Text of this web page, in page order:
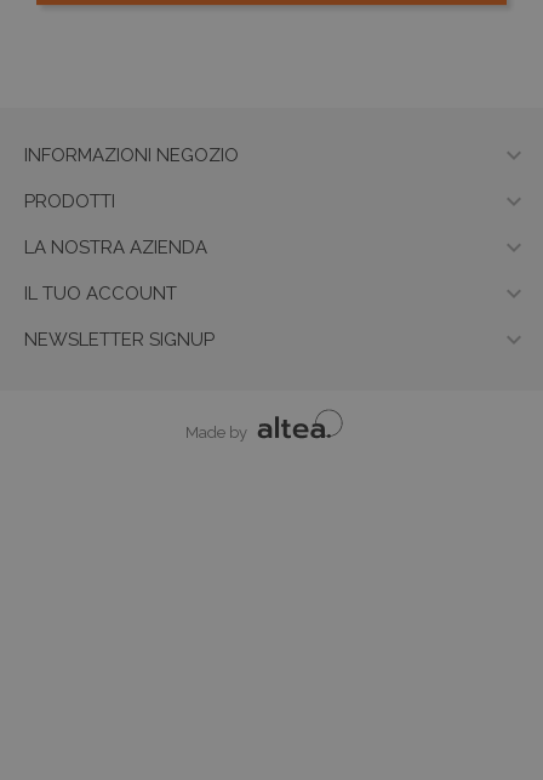
INFORMAZIONI NEGOZIO 
PRODOTTI 
LA NOSTRA AZIENDA 
IL TUO ACCOUNT 
NEWSLETTER SIGNUP 
Made by